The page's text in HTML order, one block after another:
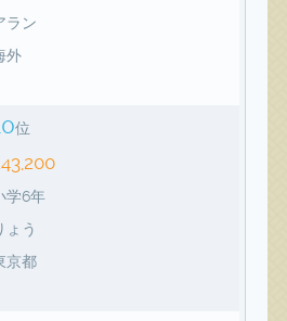
ラン
外
位
学6年
ょう
京都